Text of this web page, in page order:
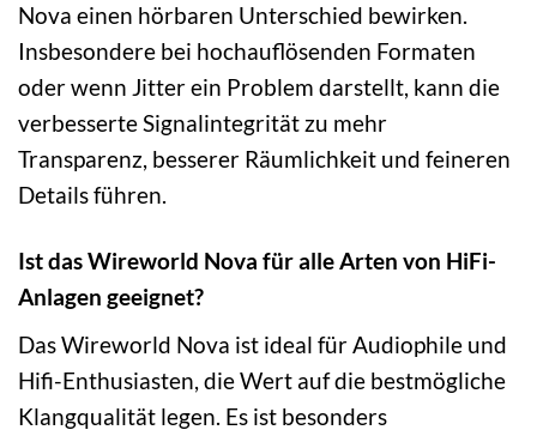
Nova einen hörbaren Unterschied bewirken.
Insbesondere bei hochauflösenden Formaten
oder wenn Jitter ein Problem darstellt, kann die
verbesserte Signalintegrität zu mehr
Transparenz, besserer Räumlichkeit und feineren
Details führen.
Ist das Wireworld Nova für alle Arten von HiFi-
Anlagen geeignet?
Das Wireworld Nova ist ideal für Audiophile und
Hifi-Enthusiasten, die Wert auf die bestmögliche
Klangqualität legen. Es ist besonders